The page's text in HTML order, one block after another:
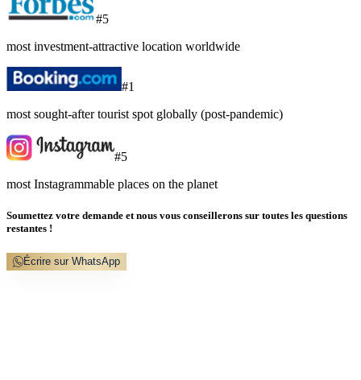
#5
most investment-attractive location worldwide
#1
most sought-after tourist spot globally (post-pandemic)
#5
most Instagrammable places on the planet
Soumettez votre demande et nous vous conseillerons sur toutes les questions
restantes !
Écrire sur WhatsApp